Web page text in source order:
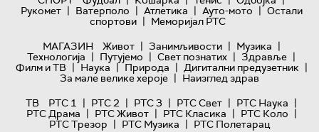
Рукомет | Ватерполо | Атлетика | Ауто-мото | Остали
спортови | Меморијал РТС
МАГАЗИН
Живот | Занимљивости | Музика |
Технологијa | Путујемо | Свет познатих | Здравље |
Филм и ТВ | Наука | Природа | Дигитални предузетник |
За мале велике хероје | Наизглед здрав
ТВ
РТС 1 | РТС 2 | РТС 3 | РТС Свет | РТС Наука |
РТС Драма | РТС Живот | РТС Класика | РТС Коло |
РТС Трезор | РТС Музика | РТС Полетарац